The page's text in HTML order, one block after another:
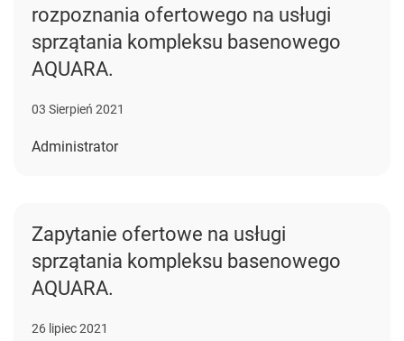
rozpoznania ofertowego na usługi
sprzątania kompleksu basenowego
AQUARA.
03 Sierpień 2021
Administrator
Zapytanie ofertowe na usługi
sprzątania kompleksu basenowego
AQUARA.
26 lipiec 2021